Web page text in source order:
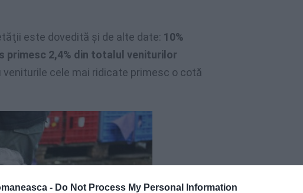
- Do Not Process My Personal Information
este dovedită şi de alte date: 10%
primesc 2,4% din totalul veniturilor
veniturile cele mai ridicate primesc o cotă